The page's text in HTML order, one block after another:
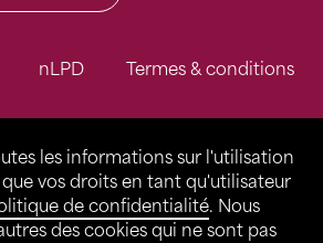
les informations sur l'utilisation
vos droits en tant qu'utilisateur
de confidentialité. Nous
des cookies qui ne sont pas
nLPD Termes & conditions